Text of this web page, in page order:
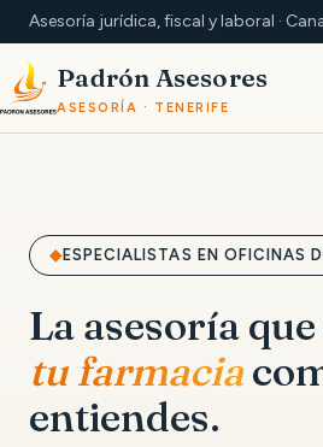
Asesoría jurídica, fiscal y laboral ·
Padrón Asesores
ASESORÍA · TENERIFE
ESPECIALISTAS EN OFICINAS
La asesoría
tu farmacia
entiendes.